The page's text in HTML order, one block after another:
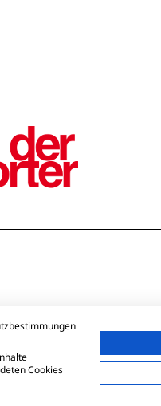
Cookies